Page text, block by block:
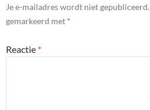
Je e-mailadres wordt niet gepubliceerd.
gemarkeerd met *
Reactie *